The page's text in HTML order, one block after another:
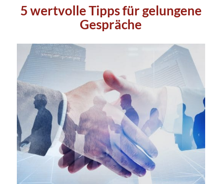
5 wertvolle Tipps für gelungene
Gespräche